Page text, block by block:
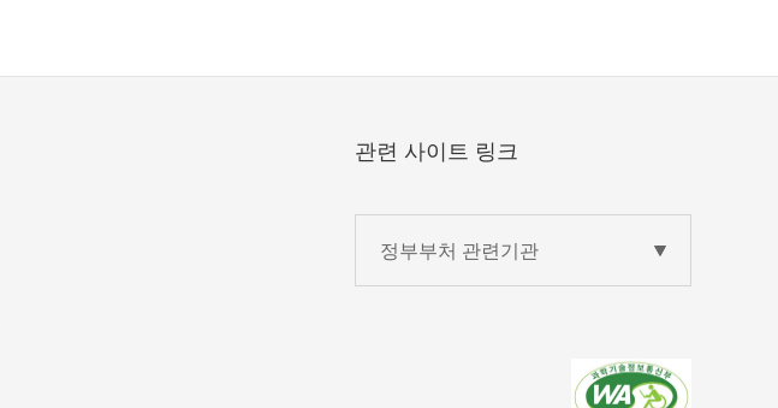
관련 사이트 링크
정부부처 관련기관